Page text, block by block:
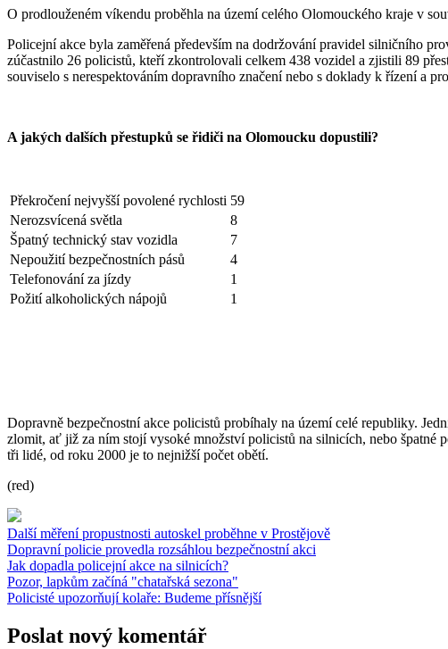
O prodlouženém víkendu proběhla na území celého Olomouckého kraje v
Policejní akce byla zaměřená především na dodržování pravidel silničního
zúčastnilo 26 policistů, kteří zkontrolovali celkem 438 vozidel a zjistili 89
souviselo s nerespektováním dopravního značení nebo s doklady k řízení a
A jakých dalších přestupků se řidiči na Olomoucku dopustili?
Překročení nejvyšší povolené rychlosti 59
Nerozsvícená světla
8
Špatný technický stav vozidla
7
Nepoužití bezpečnostních pásů
4
Telefonování za jízdy
1
Požití alkoholických nápojů
1
Dopravně bezpečnostní akce policistů probíhaly na území celé republiky.
zlomit, ať již za ním stojí vysoké množství policistů na silnicích, nebo
tři lidé, od roku 2000 je to nejnižší počet obětí.
(red)
Další měření propustnosti autoskel proběhne v Prostějově
Dopravní policie provedla rozsáhlou bezpečnostní akci
Jak dopadla policejní akce na silnicích?
Pozor, lapkům začíná "chatařská sezona"
Policisté upozorňují kolaře: Budeme přísnější
Poslat nový komentář